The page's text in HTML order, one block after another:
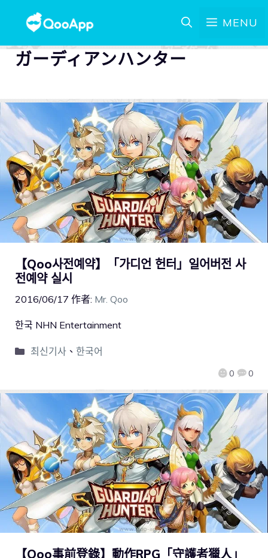
MENU
ガーディアンハンター
【Qoo사전예약】「가디언 헌터」일어버전 사
전예약 실시
2016/06/17 作者: Mr. Qoo
0 0
한국 NHN Entertainment
최신기사、 한국어
【Qoo事前登錄】動作RPG「守護者獵人」